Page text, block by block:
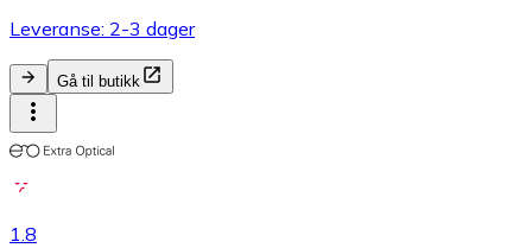
Leveranse: 2-3 dager
Gå til butikk
1.8